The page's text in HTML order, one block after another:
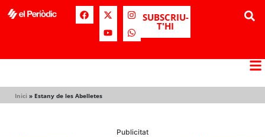
SUBSCRIU-
T'HI
Inici » Estany de les Abelletes
Publicitat